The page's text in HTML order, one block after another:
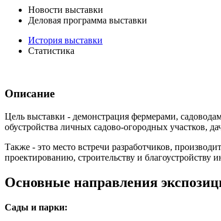
Новости выставки
Деловая программа выставки
История выставки
Статистика
Описание
Цель выставки - демонстрация фермерами,
обустройства личных садово-огородных участков,
Также - это место встречи разработчиков,
проектированию, строительству и
Основные направления
Сады и парки: